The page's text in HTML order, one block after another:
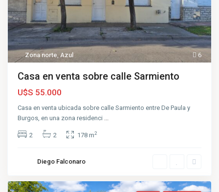
6
Zona norte,Azul
Casa en venta sobre calle Sarmiento
U$S 55.000
Casa en venta ubicada sobre calle Sarmiento entre De Paula y
Burgos, en una zona residenci ...
2 2 178 m2
Diego Falconaro